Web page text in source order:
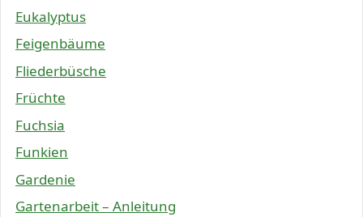
Eukalyptus
Feigenbäume
Fliederbüsche
Früchte
Fuchsia
Funkien
Gardenie
Gartenarbeit – Anleitung